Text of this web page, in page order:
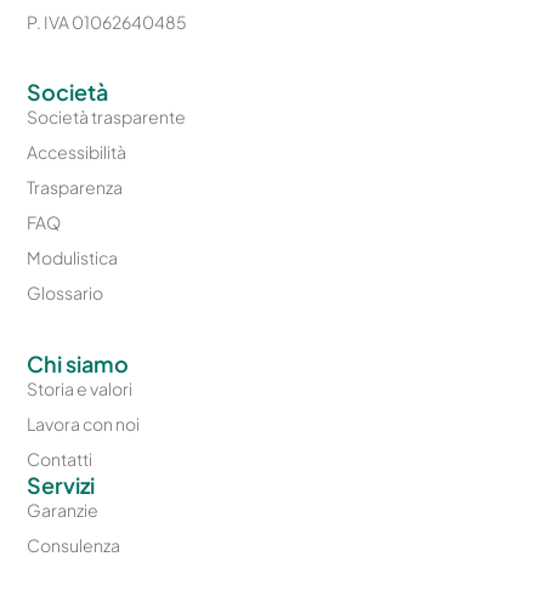
Chi siamo
Storia e valori
Lavora con noi
Contatti
Servizi
Garanzie
Consulenza
Società
Società trasparente
Accessibilità
Trasparenza
FAQ
Modulistica
Glossario
P. IVA 01062640485